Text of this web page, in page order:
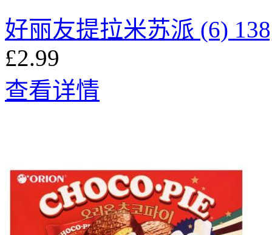
好丽友提拉米苏派 (6)
£2.99
查看详情